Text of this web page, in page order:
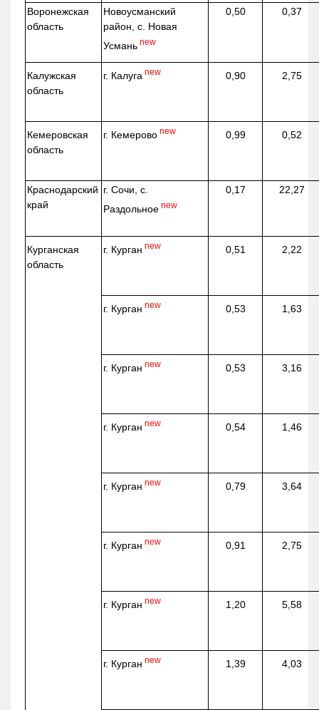
Воронежская
область
Новоусманский
район, с. Новая
Усмань new
0,50 0,37
Калужская
область
г. Калуга new 0,90 2,75
Кемеровская
область
г. Кемерово new 0,99 0,52
Краснодарский
край
г. Сочи, с.
Раздольное new
0,17 22,27
Курганская
область
г. Курган new 0,51 2,22
г. Курган new 0,53 1,63
г. Курган new 0,53 3,16
г. Курган new 0,54 1,46
г. Курган new 0,79 3,64
г. Курган new 0,91 2,75
г. Курган new 1,20 5,58
г. Курган new 1,39 4,03